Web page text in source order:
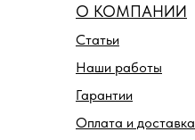
Статьи
Наши работы
Гарантии
Оплата и доставка
О КОМПАНИИ